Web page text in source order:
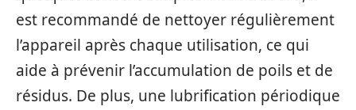
est recommandé de nettoyer régulièrement
l’appareil après chaque utilisation, ce qui
aide à prévenir l’accumulation de poils et de
résidus. De plus, une lubrification périodique